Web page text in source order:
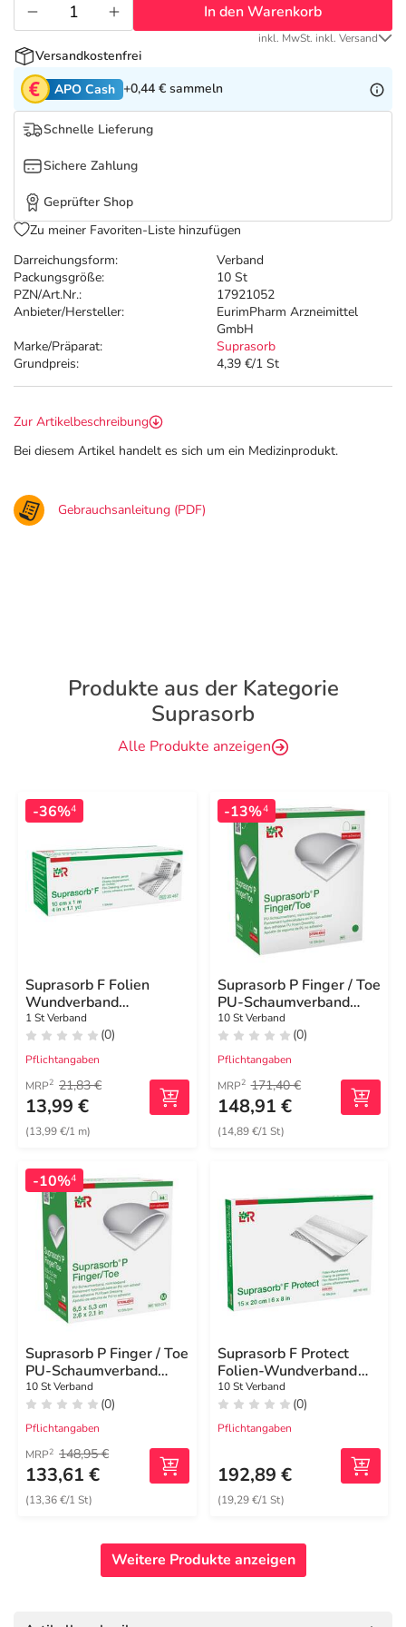
Tierapotheke
Vitamine & Mineralstoffe
Marken
Salus Deals
Darreichungsform:
Verband
Packungsgröße:
10 St
PZN/Art.Nr.:
17921052
Anbieter/Hersteller:
EurimPharm Arzneimittel
GmbH
Marke/Präparat:
Suprasorb
Grundpreis:
4,39 €/1 St
In den Warenkorb
inkl. MwSt. inkl. Versand
Versandkostenfrei
APO Cash +0,44 € sammeln
Schnelle Lieferung
Sichere Zahlung
Geprüfter Shop
Zu meiner Favoriten-Liste hinzufügen
Zur Artikelbeschreibung
Bei diesem Artikel handelt es sich um ein Medizinprodukt.
Gebrauchsanleitung (PDF)
Produkte aus der Kategorie
Suprasorb
Alle Produkte anzeigen
-36%4
Suprasorb F Folien
Wundverband
10cmx1m gerollt unste.
1 St Verband
(0)
Pflichtangaben
MRP2 21,83 €
13,99 €
(13,99 €/1 m)
-13%4
Suprasorb P Finger / Toe
PU-Schaumverband
steril Größe L
10 St Verband
(0)
Pflichtangaben
MRP2 171,40 €
148,91 €
(14,89 €/1 St)
-10%4
Suprasorb P Finger / Toe
PU-Schaumverband
steril Größe M
10 St Verband
(0)
Pflichtangaben
MRP2 148,95 €
133,61 €
(13,36 €/1 St)
Suprasorb F Protect
Folien-Wundverband
15x20 cm ste.
10 St Verband
(0)
Pflichtangaben
192,89 €
(19,29 €/1 St)
Weitere Produkte anzeigen